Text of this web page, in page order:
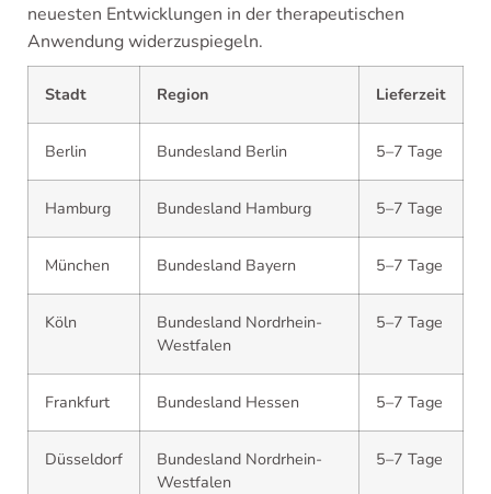
neuesten Entwicklungen in der therapeutischen
Anwendung widerzuspiegeln.
Stadt Region Lieferzeit
Berlin Bundesland Berlin 5–7 Tage
Hamburg Bundesland Hamburg 5–7 Tage
München Bundesland Bayern 5–7 Tage
Köln
Bundesland Nordrhein-
Westfalen
5–7 Tage
Frankfurt Bundesland Hessen 5–7 Tage
Düsseldorf
Bundesland Nordrhein-
Westfalen
5–7 Tage